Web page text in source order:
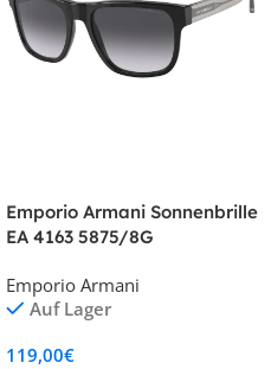
Emporio Armani Sonnenbrille
EA 4163 5875/8G
Emporio Armani
Auf Lager
119,00€